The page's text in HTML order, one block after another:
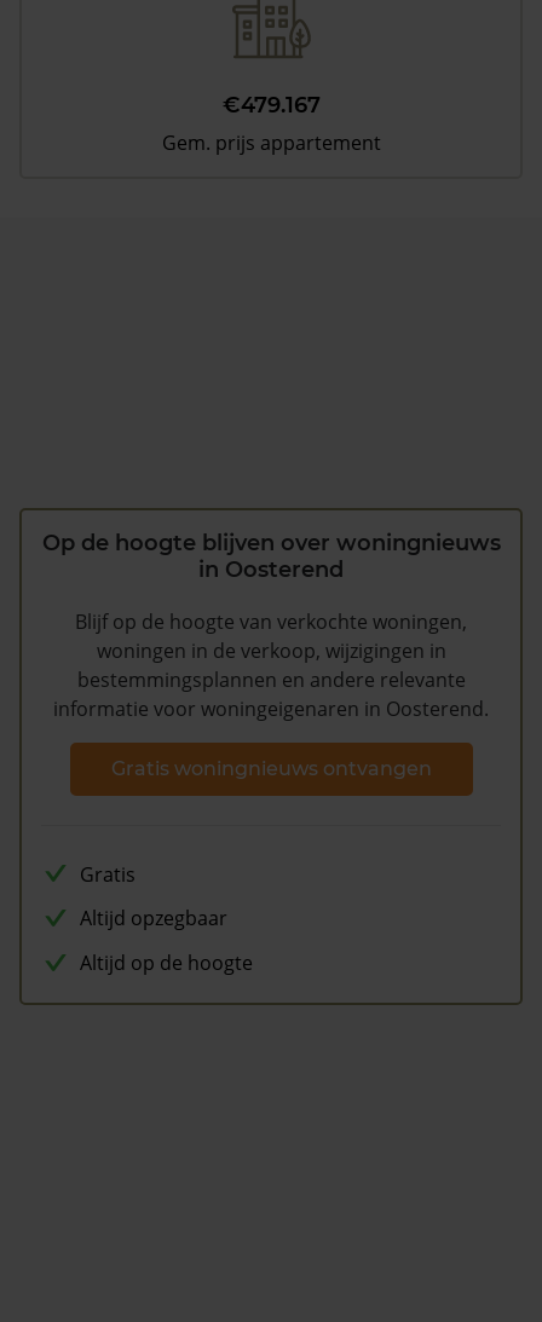
€479.167
Gem. prijs appartement
Op de hoogte blijven over woningnieuws
in Oosterend
Blijf op de hoogte van verkochte woningen,
woningen in de verkoop, wijzigingen in
bestemmingsplannen en andere relevante
informatie voor woningeigenaren in Oosterend.
Gratis woningnieuws ontvangen
Gratis
Altijd opzegbaar
Altijd op de hoogte